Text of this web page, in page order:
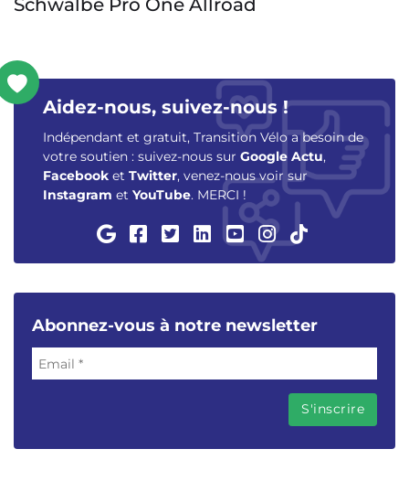
Schwalbe Pro One Allroad
Aidez-nous, suivez-nous !
Indépendant et gratuit, Transition Vélo a besoin de
votre soutien : suivez-nous sur Google Actu,
Facebook et Twitter, venez-nous voir sur
Instagram et YouTube. MERCI !
Abonnez-vous à notre newsletter